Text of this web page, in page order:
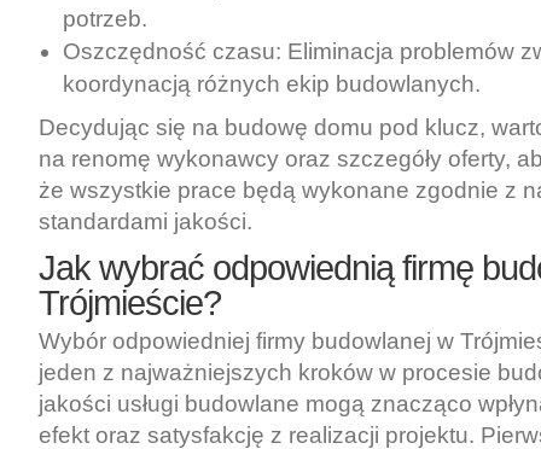
potrzeb.
Oszczędność czasu: Eliminacja problemów
koordynacją różnych ekip budowlanych.
Decydując się na budowę domu pod klucz,
na renomę wykonawcy oraz szczegóły oferty,
że wszystkie prace będą wykonane zgodnie z
standardami jakości.
Jak wybrać odpowiednią firmę
Trójmieście?
Wybór odpowiedniej firmy budowlanej w
jeden z najważniejszych kroków w procesie
jakości usługi budowlane mogą znacząco
efekt oraz satysfakcję z realizacji projektu.